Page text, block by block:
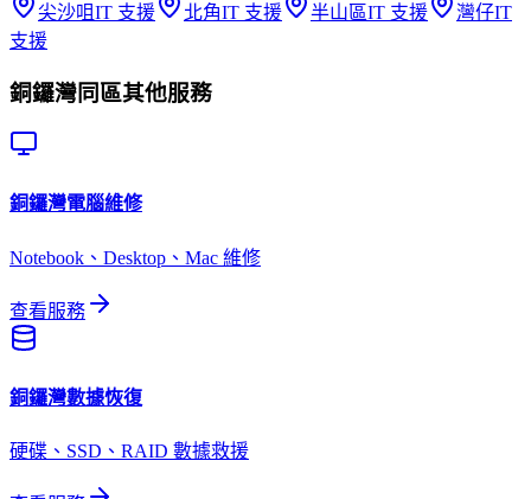
尖沙咀IT 支援 北角IT 支援 半山區IT 支援 灣仔IT
支援
銅鑼灣同區其他服務
銅鑼灣電腦維修
Notebook、Desktop、Mac 維修
查看服務
銅鑼灣數據恢復
硬碟、SSD、RAID 數據救援